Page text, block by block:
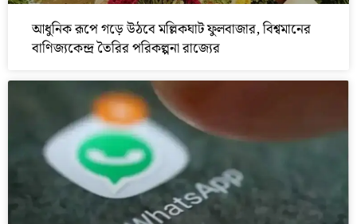
আধুনিক রূপে গড়ে উঠবে মল্লিকঘাট ফুলবাজার, বিশ্বমানের
বাণিজ্যকেন্দ্র তৈরির পরিকল্পনা রাজ্যের